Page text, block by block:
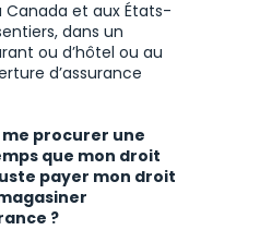
et aux États-
dans un
ou d’hôtel ou au
d’assurance
me procurer une
que mon droit
payer mon droit
?